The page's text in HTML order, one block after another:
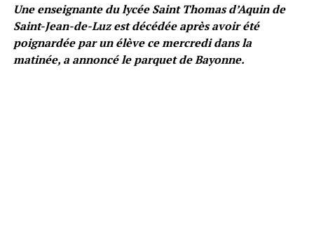
Une enseignante du lycée Saint Thomas d’Aquin de
Saint-Jean-de-Luz est décédée après avoir été
poignardée par un élève ce mercredi dans la
matinée, a annoncé le parquet de Bayonne.